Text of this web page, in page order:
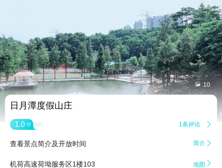
 10
日月潭度假山庄
1.0 分 1条评论 
查看景点简介及开放时间 简介 
机荷高速荷坳服务区1楼103 地图 